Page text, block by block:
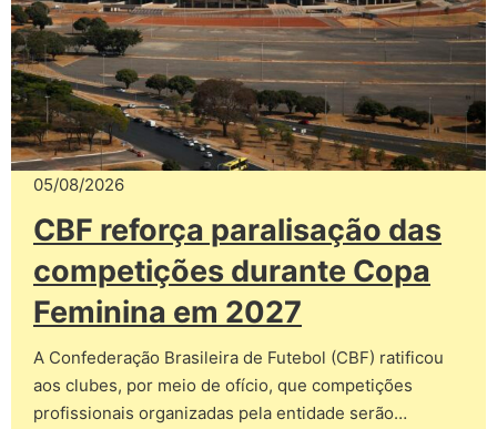
05/08/2026
CBF reforça paralisação das
competições durante Copa
Feminina em 2027
A Confederação Brasileira de Futebol (CBF) ratificou
aos clubes, por meio de ofício, que competições
profissionais organizadas pela entidade serão…